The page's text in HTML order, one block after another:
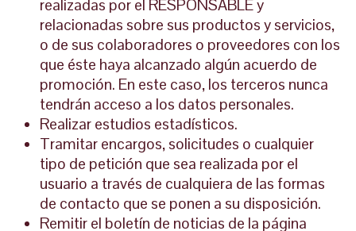
realizadas por el RESPONSABLE y
relacionadas sobre sus productos y servicios,
o de sus colaboradores o proveedores con los
que éste haya alcanzado algún acuerdo de
promoción. En este caso, los terceros nunca
tendrán acceso a los datos personales.
Realizar estudios estadísticos.
Tramitar encargos, solicitudes o cualquier
tipo de petición que sea realizada por el
usuario a través de cualquiera de las formas
de contacto que se ponen a su disposición.
Remitir el boletín de noticias de la página